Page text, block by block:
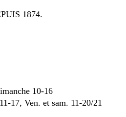
1874.
10-16
17, Ven. et sam. 11-20/21